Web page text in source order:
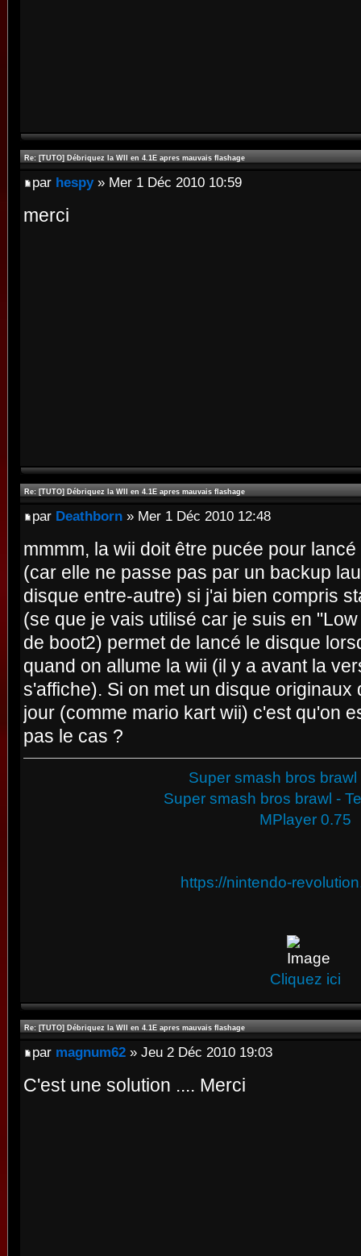
Re: [TUTO] Débriquez la WII en 4.1E apres mauvais flashage
par hespy» Mer 1 Déc 2010 10:59
merci
Re: [TUTO] Débriquez la WII en 4.1E apres mauvais flashage
par Deathborn » Mer 1 Déc 2010 12:48
mmmm, la wii doit être pucée pour
(car elle ne passe pas par un backup
disque entre-autre) si j'ai bien compris
(se que je vais utilisé car je suis en
de boot2) permet de lancé le disque
quand on allume la wii (il y a avant la
s'affiche). Si on met un disque originaux
jour (comme mario kart wii) c'est qu'on
pas le cas ?
Super smash bros brawl
Super smash bros brawl -
MPlayer 0.75
https://nintendo-
Cliquez ici
Re: [TUTO] Débriquez la WII en 4.1E apres mauvais flashage
par magnum62 » Jeu 2 Déc 2010 19:03
C'est une solution .... Merci